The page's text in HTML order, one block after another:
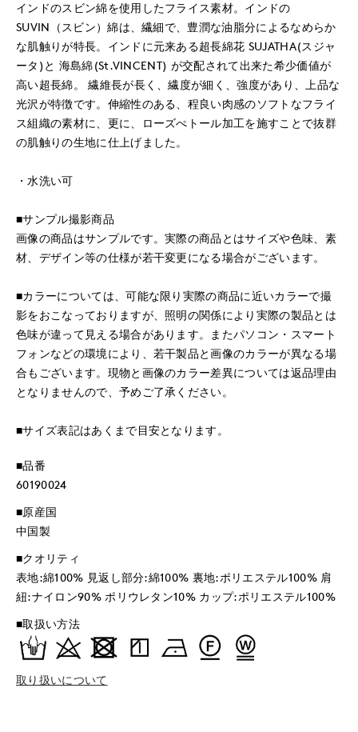
インドのスビン綿を使用したフライス素材。インドの
SUVIN（スビン）綿は、繊細で、豊潤な油脂分によるなめらか
な肌触りが特長。インドに元来ある超長綿花 SUJATHA(スジャ
ータ)と 海島綿(St.VINCENT) が交配されて出来た希少価値が
高い超長綿。 繊維長が長く、繊度が細く、強度があり、上品な
光沢が特徴です。伸縮性のある、程良い肉感のソフトなフライ
ス組織の素材に、更に、ローズぺトール加工を施すことで抜群
の肌触りの生地に仕上げました。
・水洗い可
■サンプル撮影商品
画像の商品はサンプルです。実際の商品とはサイズや色味、素
材、デザイン等の仕様が若干変更になる場合がございます。
■カラーについては、可能な限り実際の商品に近いカラーで撮
影をおこなっておりますが、照明の関係により実際の製品とは
色味が違って見える場合があります。またパソコン・スマート
フォンなどの環境により、若干製品と画像のカラーが異なる場
合もございます。現物と画像のカラー差異については返品理由
となりませんので、予めご了承ください。
■サイズ表記はあくまで目安となります。
■品番
60190024
■原産国
中国製
■クオリティ
表地:綿100% 見返し部分:綿100% 裏地:ポリエステル100% 肩
紐:ナイロン90% ポリウレタン10% カップ:ポリエステル100%
■取扱い方法
取り扱いについて